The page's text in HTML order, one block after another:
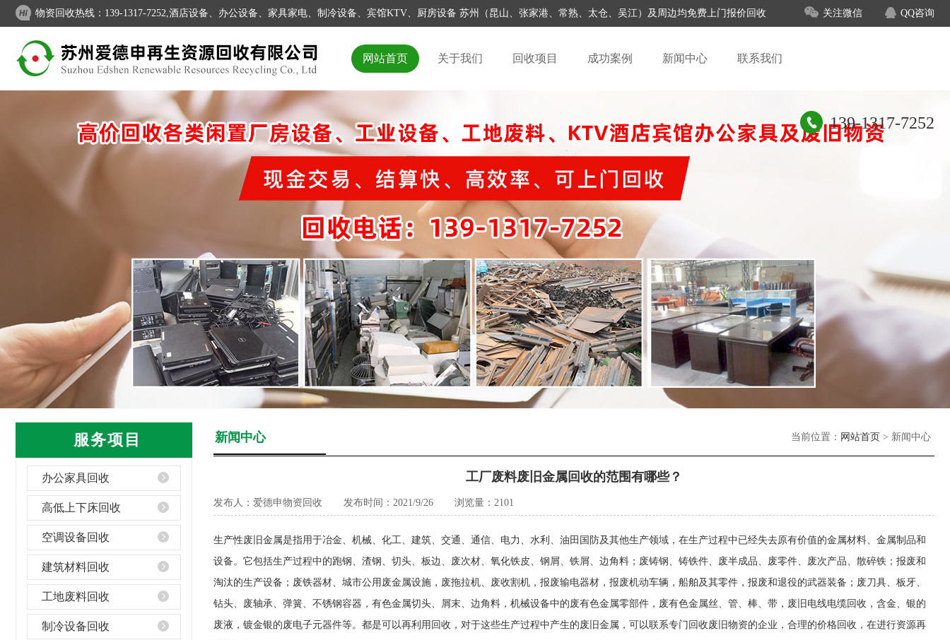
物资回收热线：139-1317-7252,酒店设备、办公设备、家具家电、制冷设备、宾馆KTV、厨房设备 苏州（昆山、张家港、常熟、太仓、吴江）及周边均免费上门报价回收 QQ咨询
关注微信
网站首页 关于我们 回收项目 成功案例 新闻中心 联系我们
139-1317-7252
服务项目
办公家具回收
高低上下床回收
空调设备回收
建筑材料回收
工地废料回收
制冷设备回收
新闻中心 当前位置： 网站首页 > 新闻中心
工厂废料废旧金属回收的范围有哪些？
发布人：爱德申物资回收 发布时间：2021/9/26 浏览量：2101
生产性废旧金属是指用于冶金、机械、化工、建筑、交通、通信、电力、水利、油田国防及其他生产领域，在生产过程中已经失去原有价值的金属材料、金属制品和
设备。它包括生产过程中的跑钢、渣钢、切头、板边、废次材、氧化铁皮、钢屑、铁屑、边角料；废铸钢、铸铁件、废半成品、废零件、废次产品、散碎铁；报废和
淘汰的生产设备；废铁器材、城市公用废金属设施，废拖拉机、废收割机，报废输电器材，报废机动车辆，船舶及其零件，报废和退役的武器装备；废刀具、板牙、
钻头、废轴承、弹簧、不锈钢容器，有色金属切头、屑末、边角料，机械设备中的废有色金属零部件，废有色金属丝、管、棒、带，废旧电线电缆回收，含金、银的
废液，镀金银的废电子元器件等。都是可以再利用回收，对于这些生产过程中产生的废旧金属，可以联系专门回收废旧物资的企业，合理的价格回收，在进行资源再